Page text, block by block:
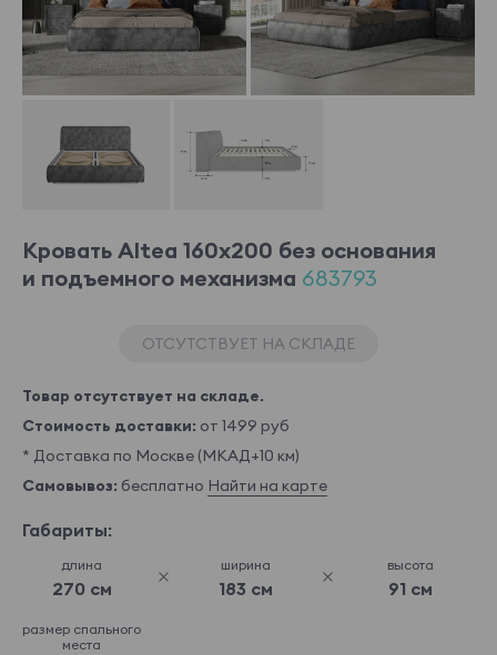
Кровать Altea 160x200 без основания
и подъемного механизма 683793
ОТСУТСТВУЕТ НА СКЛАДЕ
Товар отсутствует на складе.
Стоимость доставки: от 1499 руб
* Доставка по Москве (МКАД+10 км)
Самовывоз: бесплатно Найти на карте
Габариты:
длина
270 см
ширина
183 см
высота
91 см
размер спального
места